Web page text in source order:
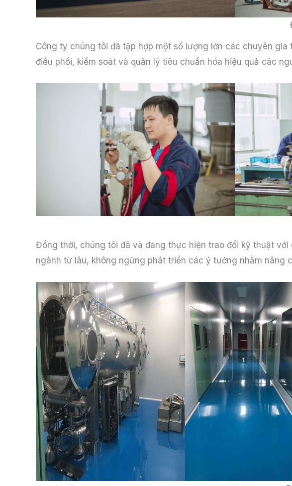
Công ty chúng tôi đã tập hợp một số lượng lớn các chuyên
điều phối, kiểm soát và quản lý tiêu chuẩn hóa hiệu quả các
Đồng thời, chúng tôi đã và đang thực hiện trao đổi kỹ thuật
ngành từ lâu, không ngừng phát triển các ý tưởng nhằm nâng